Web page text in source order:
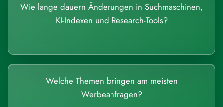
Wie lange dauern Änderungen in Suchmaschinen,
KI-Indexen und Research-Tools?
Welche Themen bringen am meisten
Werbeanfragen?